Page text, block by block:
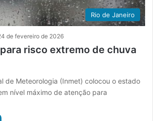
Rio de Janeiro
de fevereiro de 2026
risco extremo de chuva
de Meteorologia (Inmet) colocou o estado
nível máximo de atenção para